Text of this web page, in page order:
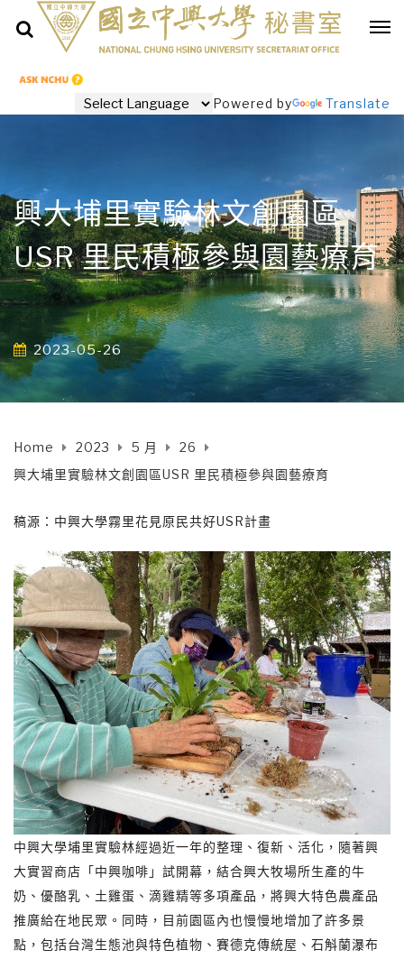
Powered by Translate
興大埔里實驗林文創園區
USR 里民積極參與園藝療育
2023-05-26
Home 2023 5 月
26
興大埔里實驗林文創園區USR 里民積極參與園藝療育
稿源：中興大學霧里花見原民共好USR計畫
中興大學埔里實驗林經過近一年的整理、復新、活化，隨著興
大實習商店「中興咖啡」試開幕，結合興大牧場所生產的牛
奶、優酪乳、土雞蛋、滴雞精等多項產品，將興大特色農產品
推廣給在地民眾。同時，目前園區內也慢慢地增加了許多景
點，包括台灣生態池與特色植物、賽德克傳統屋、石斛蘭瀑布